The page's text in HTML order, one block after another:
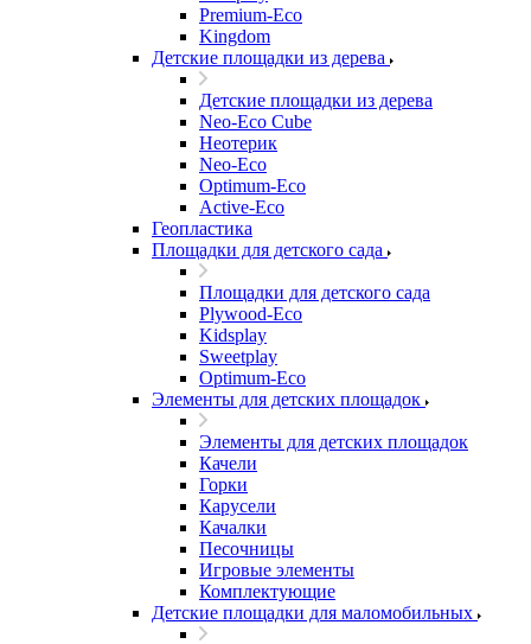
Premium-Eco
Kingdom
Детские площадки из дерева
Детские площадки из дерева
Neo-Eco Cube
Неотерик
Neo-Eco
Оptimum-Еco
Active-Eco
Геопластика
Площадки для детского сада
Площадки для детского сада
Plywood-Eco
Kidsplay
Sweetplay
Оptimum-Еco
Элементы для детских площадок
Элементы для детских площадок
Качели
Горки
Карусели
Качалки
Песочницы
Игровые элементы
Комплектующие
Детские площадки для маломобильных